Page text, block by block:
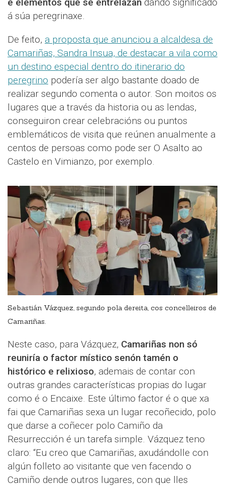
á súa peregrinaxe.
De feito, a proposta que anunciou a alcaldesa de
Camariñas, Sandra Insua, de destacar a vila como
un destino especial dentro do itinerario do
peregrino podería ser algo bastante doado de
realizar segundo comenta o autor. Son moitos os
lugares que a través da historia ou as lendas,
conseguiron crear celebracións ou puntos
emblemáticos de visita que reúnen anualmente a
centos de persoas como pode ser O Asalto ao
Castelo en Vimianzo, por exemplo.
Sebastián Vázquez, segundo pola dereita, cos concelleiros de
Camariñas.
Neste caso, para Vázquez, Camariñas non só
reuniría o factor místico senón tamén o
histórico e relixioso, ademais de contar con
outras grandes características propias do lugar
como é o Encaixe. Este último factor é o que xa
fai que Camariñas sexa un lugar recoñecido, polo
que darse a coñecer polo Camiño da
Resurrección é un tarefa simple. Vázquez teno
claro: “Eu creo que Camariñas, axudándolle con
algún folleto ao visitante que ven facendo o
Camiño dende outros lugares, con que lles